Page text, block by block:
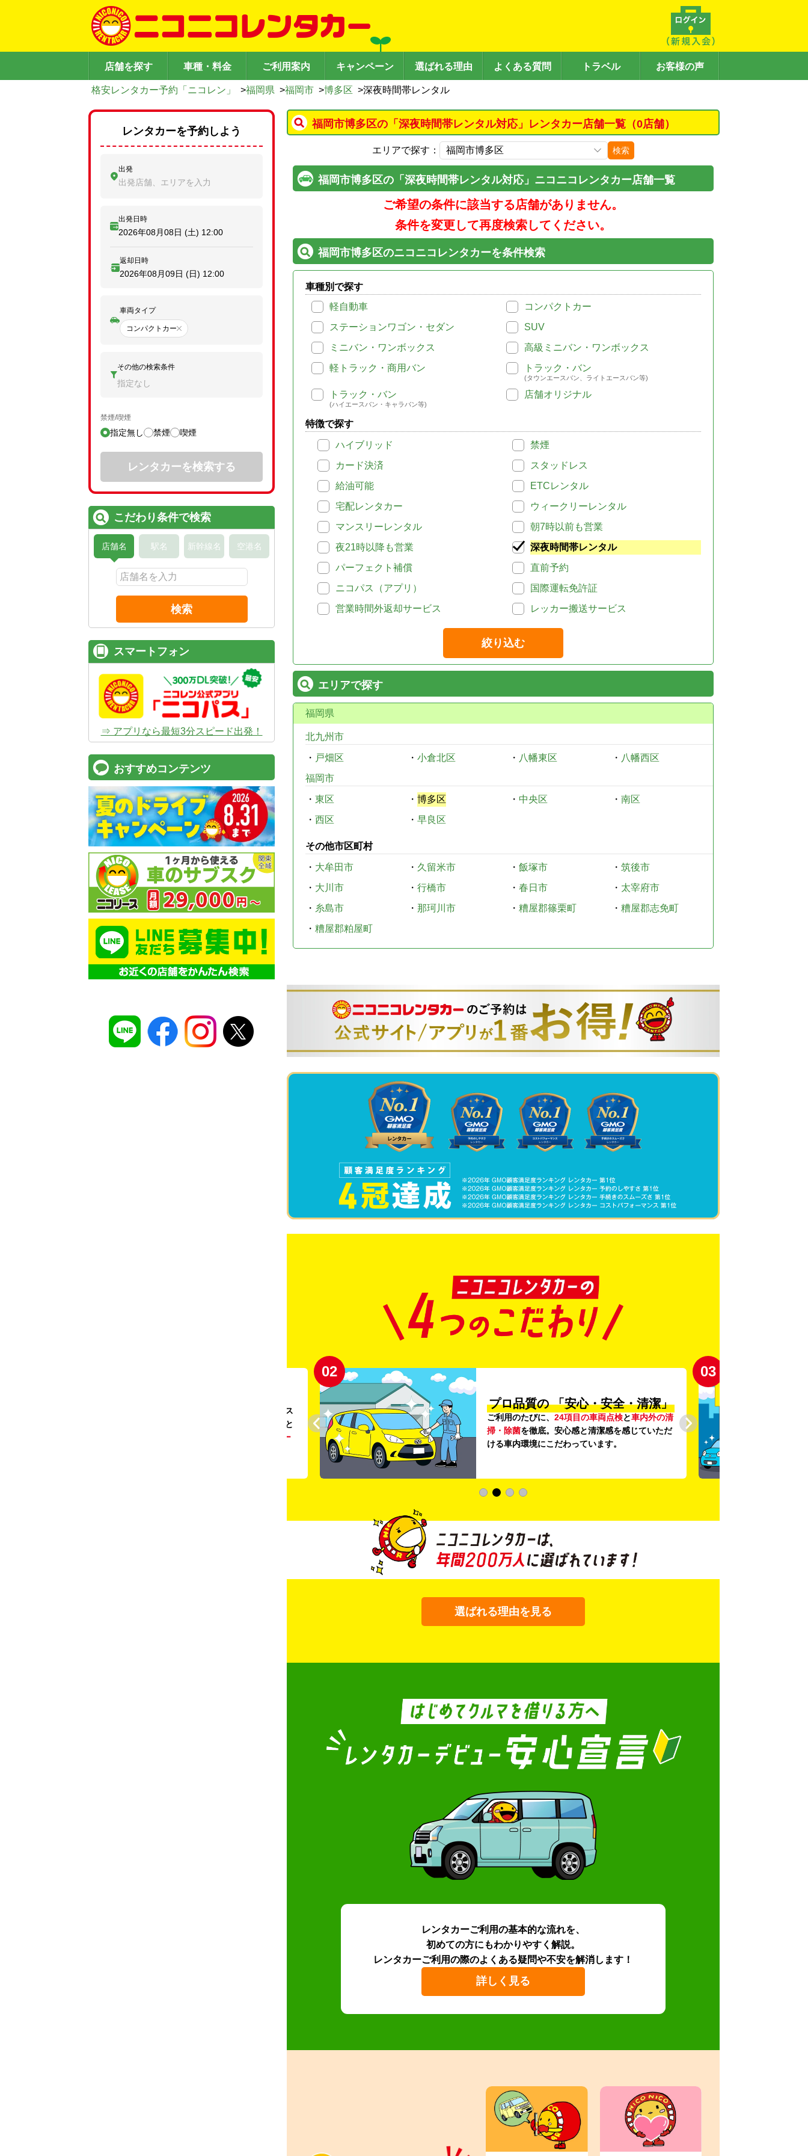
店舗を探す 車種・料金 ご利用案内 キャンペーン 選ばれる理由 よくある質問 トラベル お客様の声
格安レンタカー予約「ニコレン」 >福岡県 >福岡市 >博多区 >深夜時間帯レンタル
福岡市博多区の「深夜時間帯レンタル対応」レンタカー店舗一覧（0店舗）
エリアで探す： 検索
福岡市博多区の「深夜時間帯レンタル対応」ニコニコレンタカー店舗一覧
ご希望の条件に該当する店舗がありません。
条件を変更して再度検索してください。
福岡市博多区のニコニコレンタカーを条件検索
車種別で探す
軽自動車
コンパクトカー
ステーションワゴン・セダン
SUV
ミニバン・ワンボックス
高級ミニバン・ワンボックス
軽トラック・商用バン
トラック・バン
(タウンエースバン、ライトエースバン等)
トラック・バン
(ハイエースバン・キャラバン等)
店舗オリジナル
特徴で探す
ハイブリッド
禁煙
カード決済
スタッドレス
給油可能
ETCレンタル
宅配レンタカー
ウィークリーレンタル
マンスリーレンタル
朝7時以前も営業
夜21時以降も営業
深夜時間帯レンタル
パーフェクト補償
直前予約
ニコパス（アプリ）
国際運転免許証
営業時間外返却サービス
レッカー搬送サービス
絞り込む
エリアで探す
福岡県
北九州市
・ 戸畑区 ・ 小倉北区 ・ 八幡東区 ・ 八幡西区
福岡市
・ 東区 ・ 博多区 ・ 中央区 ・ 南区
・ 西区 ・ 早良区
その他市区町村
・ 大牟田市 ・ 久留米市 ・ 飯塚市 ・ 筑後市
・ 大川市 ・ 行橋市 ・ 春日市 ・ 太宰府市
・ 糸島市 ・ 那珂川市 ・ 糟屋郡篠栗町 ・ 糟屋郡志免町
・ 糟屋郡粕屋町
。ガソリンス
タンドや整備工場の既存インフラを活用すること
リー
02
プロ品質の 「安心・安全・清潔」
ご利用のたびに、 24項目の車両点検と車内外の清
掃・除菌を徹底。安心感と清潔感を感じていただ
ける車内環境にこだわっています。
03
選ばれる理由を見る
レンタカーご利用の基本的な流れを、
初めての方にもわかりやすく解説。
レンタカーご利用の際のよくある疑問や不安を解消します！
詳しく見る
レンタカーを予約しよう
出発
出発店舗、エリアを入力
出発日時
2026年08月08日 (土) 12:00
返却日時
2026年08月09日 (日) 12:00
車両タイプ
コンパクトカー
その他の検索条件
指定なし
禁煙/喫煙
指定無し 禁煙 喫煙
レンタカーを検索する
こだわり条件で検索
店舗名 駅名 新幹線名 空港名
検索
スマートフォン
⇒ アプリなら最短3分スピード出発！
おすすめコンテンツ